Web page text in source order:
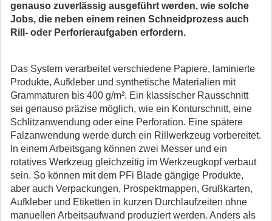
genauso zuverlässig ausgeführt werden, wie solche
Jobs, die neben einem reinen Schneidprozess auch
Rill- oder Perforieraufgaben erfordern.
Das System verarbeitet verschiedene Papiere, laminierte
Produkte, Aufkleber und synthetische Materialien mit
Grammaturen bis 400 g/m². Ein klassischer Rausschnitt
sei genauso präzise möglich, wie ein Konturschnitt, eine
Schlitzanwendung oder eine Perforation. Eine spätere
Falzanwendung werde durch ein Rillwerkzeug vorbereitet.
In einem Arbeitsgang können zwei Messer und ein
rotatives Werkzeug gleichzeitig im Werkzeugkopf verbaut
sein. So können mit dem PFi Blade gängige Produkte,
aber auch Verpackungen, Prospektmappen, Grußkarten,
Aufkleber und Etiketten in kurzen Durchlaufzeiten ohne
manuellen Arbeitsaufwand produziert werden. Anders als